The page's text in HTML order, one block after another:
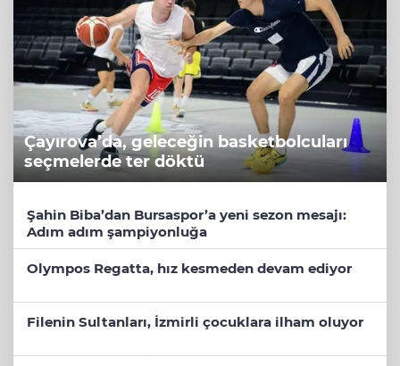
Çayırova’da, geleceğin basketbolcuları
seçmelerde ter döktü
Şahin Biba’dan Bursaspor’a yeni sezon mesajı:
Adım adım şampiyonluğa
Olympos Regatta, hız kesmeden devam ediyor
Filenin Sultanları, İzmirli çocuklara ilham oluyor